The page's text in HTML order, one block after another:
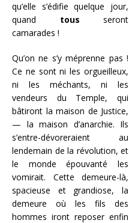
qu’elle s’édifie quelque jour,
quand tous seront
camarades !
Qu’on ne s’y méprenne pas !
Ce ne sont ni les orgueilleux,
ni les méchants, ni les
vendeurs du Temple, qui
bâtiront la maison de Justice,
— la maison d’anarchie. Ils
s’entre-dévoreraient au
lendemain de la révolution, et
le monde épouvanté les
vomirait. Cette demeure-là,
spacieuse et grandiose, la
demeure où les fils des
hommes iront reposer enfin